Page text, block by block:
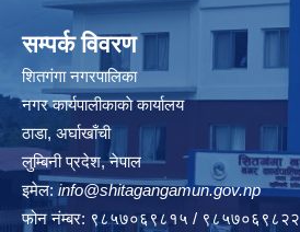
सम्पर्क विवरण
शितगंगा नगरपालिका
नगर कार्यपालीकाकाे कार्यालय
ठाडा, अर्घाखाँची
लुम्बिनी प्रदेश, नेपाल
इमेल: info@shitagangamun.gov.np
फोन नंम्बर: ९८५७०६९८१५ / ९८५७०६९८२२